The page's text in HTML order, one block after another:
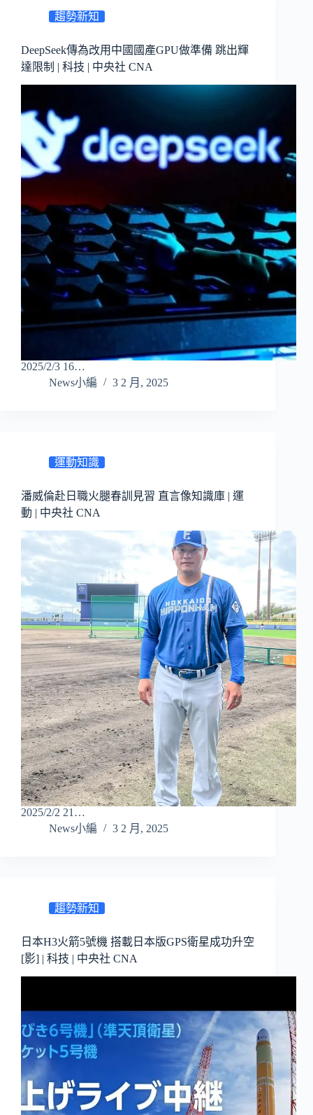
趨勢新知
DeepSeek傳為改用中國國產GPU做準備 跳出輝
達限制 | 科技 | 中央社 CNA
2025/2/3 16…
News小編
3 2 月, 2025
運動知識
潘威倫赴日職火腿春訓見習 直言像知識庫 | 運
動 | 中央社 CNA
2025/2/2 21…
News小編
3 2 月, 2025
趨勢新知
日本H3火箭5號機 搭載日本版GPS衛星成功升空
[影] | 科技 | 中央社 CNA